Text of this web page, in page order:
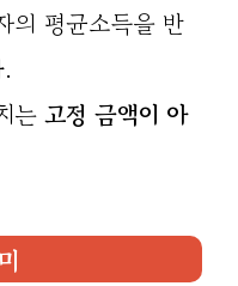
의 평균소득을 반
.
는 고정 금액이 아